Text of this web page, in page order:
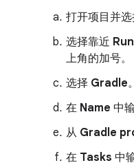
打开项目并选
选择靠近
上角的加号。
选择 Gradle。
在 Name 中
从 Gradle
在 Tasks 中